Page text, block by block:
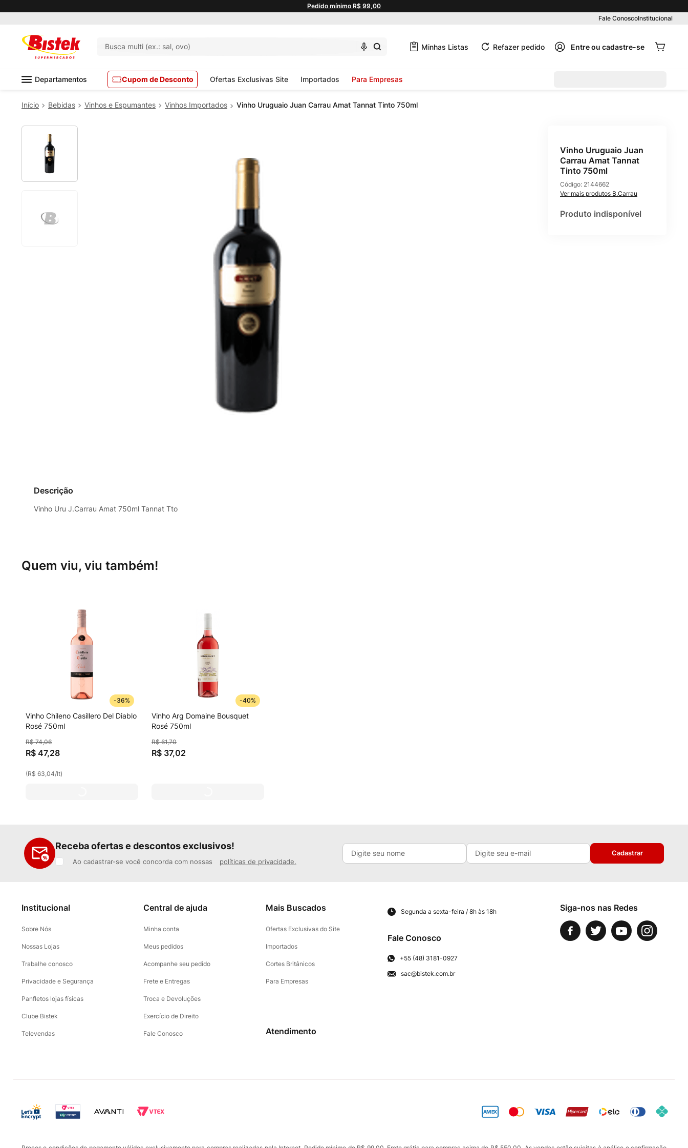
Pedido mínimo R$ 99,00
Fale ConoscoInstitucional
Busca multi (ex.: sal, ovo) Minhas Listas Refazer pedido
Departamentos Cupom de Desconto Ofertas Exclusivas Site Importados Para Empresas
Bebidas Vinhos e Espumantes Vinhos Importados Vinho Uruguaio Juan Carrau Amat Tannat Tinto 750ml
Vinho Uruguaio Juan
Carrau Amat Tannat
Tinto 750ml
Código: 2144662
B.Carrau
Produto indisponível
Descrição
Vinho Uru J.Carrau Amat 750ml Tannat Tto
Quem viu, viu também!
-36%
Vinho Chileno Casillero Del Diablo
Rosé 750ml
R$ 74,06
R$ 47,28
(R$ 63,04/lt)
-40%
Vinho Arg Domaine Bousquet
Rosé 750ml
R$ 61,70
R$ 37,02
Receba ofertas e descontos exclusivos!
Ao cadastrar-se você concorda com nossas políticas de privacidade.
Cadastrar
Institucional
Sobre Nós
Nossas Lojas
Trabalhe conosco
Privacidade e Segurança
Panfletos lojas físicas
Clube Bistek
Televendas
Central de ajuda
Minha conta
Meus pedidos
Acompanhe seu pedido
Frete e Entregas
Troca e Devoluções
Exercício de Direito
Fale Conosco
Mais Buscados
Ofertas Exclusivas do Site
Importados
Cortes Britânicos
Para Empresas
Atendimento
Segunda a sexta-feira / 8h às 18h
Fale Conosco
+55 (48) 3181-0927
sac@bistek.com.br
Siga-nos nas Redes